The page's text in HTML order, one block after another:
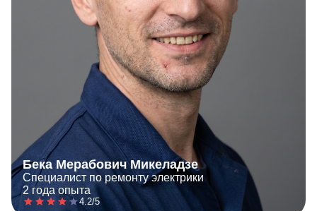
Бека Мерабович Микеладзе
Специалист по ремонту электрики
2 года опыта
4.2/5